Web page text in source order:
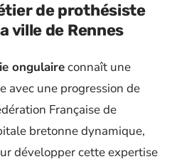
de prothésiste
ville de Rennes
ongulaireconnaît une
avec une progression de
Française de
bretonne dynamique,
développer cette expertise